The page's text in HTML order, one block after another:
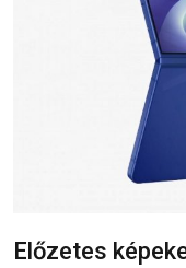
Előzetes